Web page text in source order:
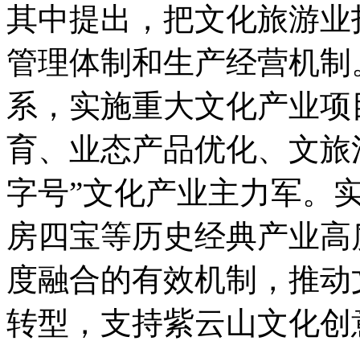
其中提出，把文化旅游
管理体制和生产经营机
系，实施重大文化产业
育、业态产品优化、文
字号”文化产业主力军。
房四宝等历史经典产业
度融合的有效机制，推
转型，支持紫云山文化